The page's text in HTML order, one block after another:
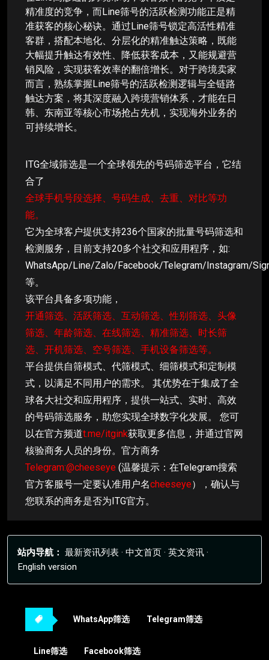
精准度的竞争，而Line筛号的活跃检测功能正是精
准获客的核心秘诀。通过Line筛号锁定高活性精准
客群，搭配本地化、分层化的精准触达策略，既能
大幅提升触达有效性、降低获客成本，又能规避营
销风险，实现获客效率的翻倍增长。对于跨境卖家
而言，熟练掌握Line筛号的活跃检测逻辑与全链路
触达方案，将其深度融入跨境营销体系，才能在日
韩、东南亚等核心市场抢占先机，实现海外业务的
可持续增长。
ITG全域筛选是一个全球领先的号码筛选平台，它结
合了
全球手机号段选择、号码生成、去重、对比等功
能。
它为全球客户提供支持236个国家的批量号码筛选和
检测服务，目前支持20多个社交和应用程序，如:
WhatsApp/Line/Zalo/Facebook/Telegram/Instagram/
等。
该平台具备多项功能，
开通筛选、活跃筛选、互动筛选、性别筛选、头像
筛选、年龄筛选、在线筛选、精准筛选、时长筛
选、开机筛选、空号筛选、手机设备筛选等。
平台提供自筛模式、代筛模式、细筛模式和定制模
式，以满足不同用户的需求。 其优势在于集成了全
球各大社交和应用程序，提供一站式、实时、高效
的号码筛选服务，助您实现全球数字化发展。 您可
以在官方频道t.me/itgink获取更多信息，并通过官网
核验商务人员的身份。官方商务
Telegram:@cheeseye (温馨提示：在Telegram搜索
官方客服号一定要认准用户名cheeseye），确认与
您联系的商务是否为ITG官方。
站内导航： 最新资讯列表 · 中文首页 · 英文资讯 ·
English version
WhatsApp筛选 Telegram筛选
Line筛选 Facebook筛选